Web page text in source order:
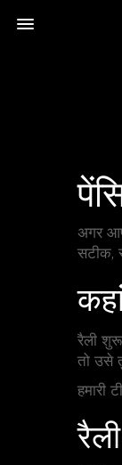
अगर
सटीक,
रैली
तो उसे
हमारी